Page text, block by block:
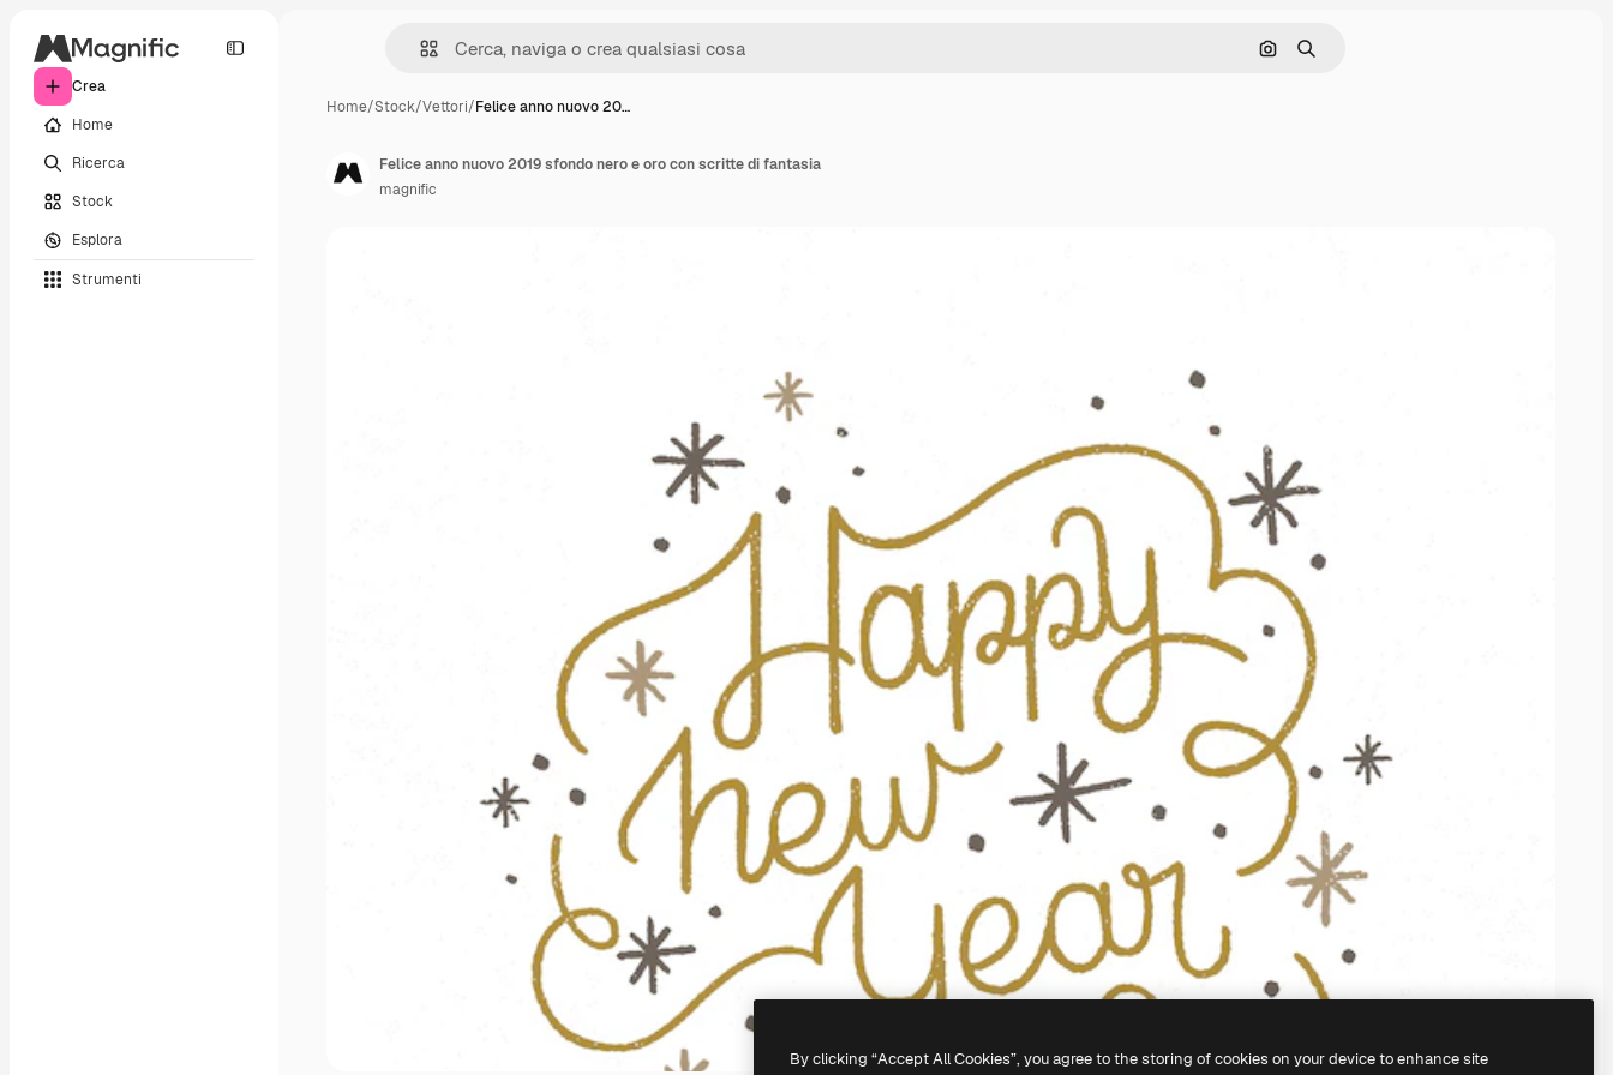
Crea
Home
Ricerca
Stock
Esplora
Strumenti
Cerca per immagine
Ricerca
Home/Stock/Vettori/Felice anno nuovo 20…
Felice anno nuovo 2019 sfondo nero e oro con scritte di fantasia
magnific
By clicking “Accept All Cookies”, you agree to the storing of cookies on your device to enhance site